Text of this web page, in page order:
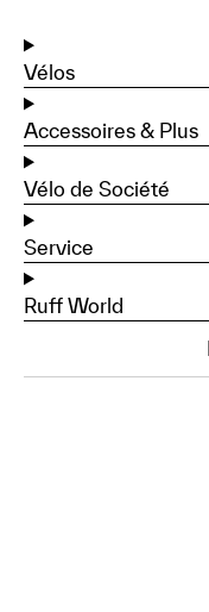
Vélos
Accessoires & Plus
Vélo de Société
Service
Ruff World